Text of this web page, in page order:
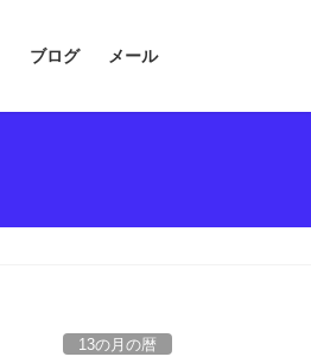
ブログ メール
13の月の暦